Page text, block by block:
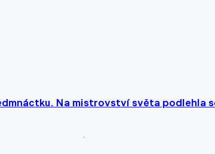
Na mistrovství světa podlehla